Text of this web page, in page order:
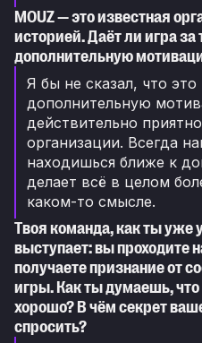
MOUZ — это известная
историей. Даёт ли игра за
дополнительную
Я бы не сказал, что это
дополнительную
действительно
организации. Всегда
находишься ближе к
делает всё в целом
каком-то смысле.
Твоя команда, как ты уже
выступает: вы проходите
получаете признание от
игры. Как ты думаешь, что
хорошо? В чём секрет
спросить?